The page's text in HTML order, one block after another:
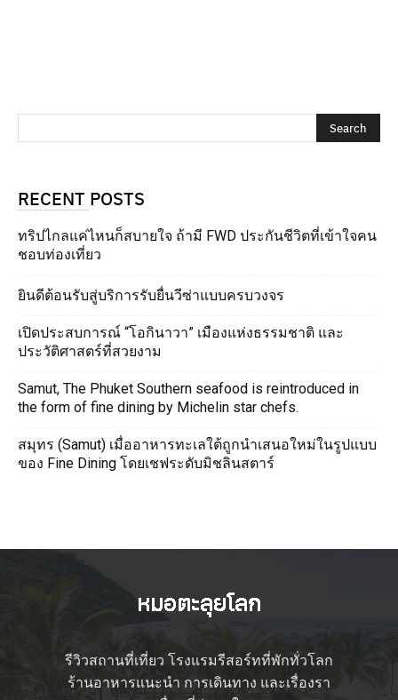
RECENT POSTS
ทริปไกลแค่ไหนก็สบายใจ ถ้ามี FWD ประกันชีวิตที่เข้าใจคน
ชอบท่องเที่ยว
ยินดีต้อนรับสู่บริการรับยื่นวีซ่าแบบครบวงจร
เปิดประสบการณ์ “โอกินาวา” เมืองแห่งธรรมชาติ และ
ประวัติศาสตร์ที่สวยงาม
Samut, The Phuket Southern seafood is reintroduced in
the form of fine dining by Michelin star chefs.
สมุทร (Samut) เมื่ออาหารทะเลใต้ถูกนำเสนอใหม่ในรูปแบบ
ของ Fine Dining โดยเชฟระดับมิชลินสตาร์
รีวิวสถานที่เที่ยว โรงแรมรีสอร์ทที่พักทั่วโลก
ร้านอาหารแนะนำ การเดินทาง และเรื่องรา